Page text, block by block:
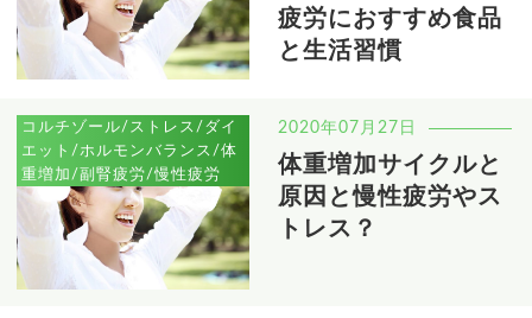
疲労におすすめ食品
と生活習慣
コルチゾール/ストレス/ダイ
エット/ホルモンバランス/体
重増加/副腎疲労/慢性疲労
2020年07月27日
体重増加サイクルと
原因と慢性疲労やス
トレス？